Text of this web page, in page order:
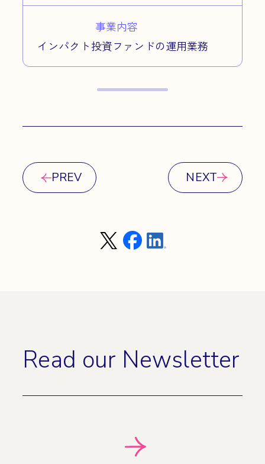
事業内容
インパクト投資ファンドの運用業務
PREV NEXT
Read our Newsletter